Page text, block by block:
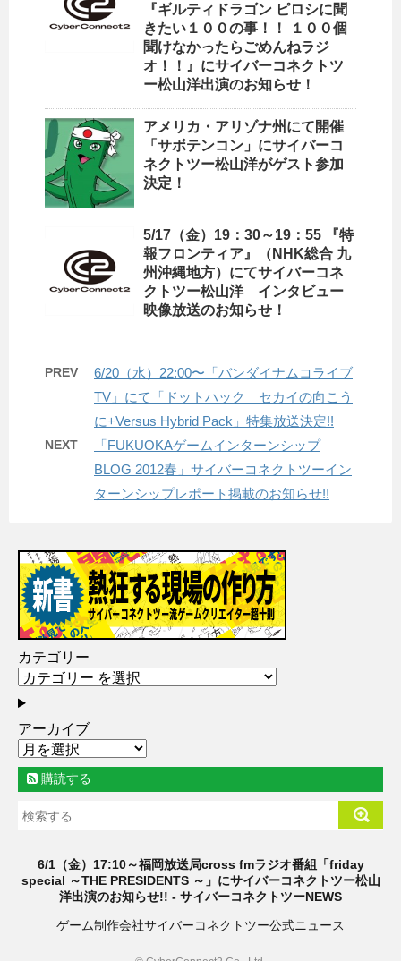
『ギルティドラゴン ピロシに聞
きたい１００の事！！ １００個
聞けなかったらごめんねラジ
オ！！』にサイバーコネクトツ
ー松山洋出演のお知らせ！
アメリカ・アリゾナ州にて開催
「サボテンコン」にサイバーコ
ネクトツー松山洋がゲスト参加
決定！
5/17（金）19：30～19：55 『特
報フロンティア』（NHK総合 九
州沖縄地方）にてサイバーコネ
クトツー松山洋 インタビュー
映像放送のお知らせ！
PREV
6/20（水）22:00〜「バンダイナムコライブ
TV」にて「ドットハック セカイの向こう
に+Versus Hybrid Pack」特集放送決定!!
NEXT
「FUKUOKAゲームインターンシップ
BLOG 2012春」サイバーコネクトツーイン
ターンシップレポート掲載のお知らせ!!
カテゴリー
アーカイブ
購読する
6/1（金）17:10～福岡放送局cross fmラジオ番組「friday
special ～THE PRESIDENTS ～」にサイバーコネクトツー松山
洋出演のお知らせ!! - サイバーコネクトツーNEWS
ゲーム制作会社サイバーコネクトツー公式ニュース